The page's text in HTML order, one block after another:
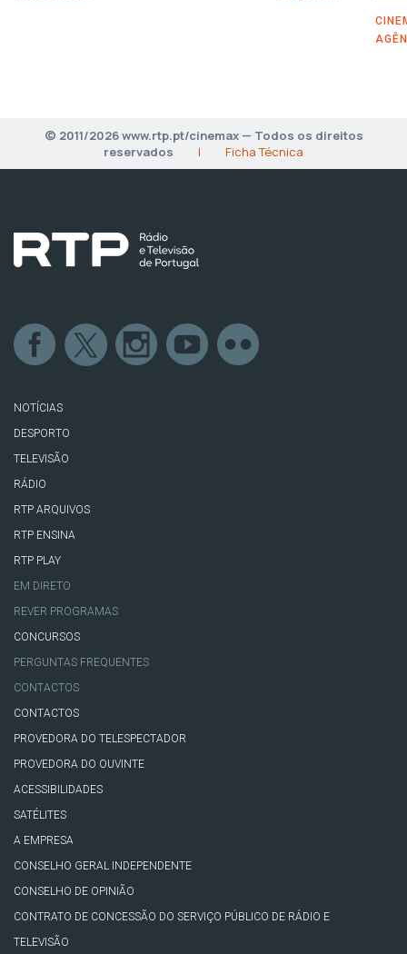
© 2011/2026 www.rtp.pt/cinemax — Todos os direitos
reservados
| Ficha Técnica
NOTÍCIAS
DESPORTO
TELEVISÃO
RÁDIO
RTP ARQUIVOS
RTP ENSINA
RTP PLAY
EM DIRETO
REVER PROGRAMAS
CONCURSOS
PERGUNTAS FREQUENTES
CONTACTOS
CONTACTOS
PROVEDORA DO TELESPECTADOR
PROVEDORA DO OUVINTE
ACESSIBILIDADES
SATÉLITES
A EMPRESA
CONSELHO GERAL INDEPENDENTE
CONSELHO DE OPINIÃO
CONTRATO DE CONCESSÃO DO SERVIÇO PÚBLICO DE RÁDIO E
TELEVISÃO